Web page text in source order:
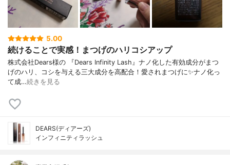
5.00
続けることで実感！まつげのハリコシアップ
株式会社Dears様の 『Dears Infinity Lash』ナノ化した有効成分がまつ
げのハリ、コシを与える三大成分を高配合！愛されまつげに✨ナノ化っ
て成…続きを見る
DEARS(ディアーズ)
インフィニティラッシュ